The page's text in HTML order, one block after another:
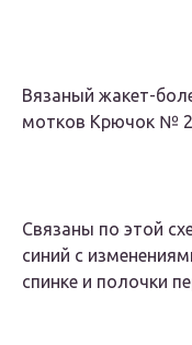
Вязаный жакет-
мотков Крючок № 2
Связаны по этой
синий с
спинке и полочки